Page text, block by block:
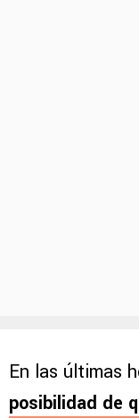
En las últimas
posibilidad de